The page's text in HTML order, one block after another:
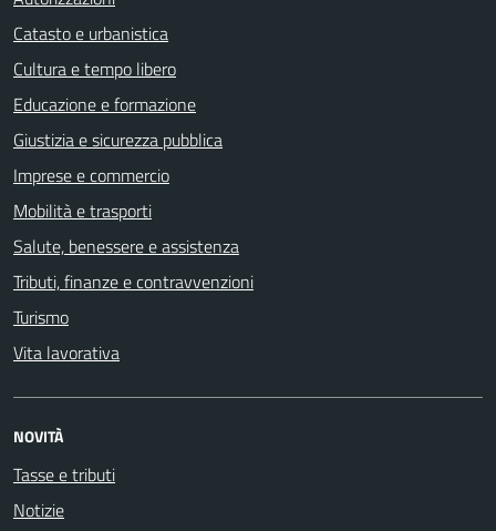
Catasto e urbanistica
Cultura e tempo libero
Educazione e formazione
Giustizia e sicurezza pubblica
Imprese e commercio
Mobilità e trasporti
Salute, benessere e assistenza
Tributi, finanze e contravvenzioni
Turismo
Vita lavorativa
NOVITÀ
Tasse e tributi
Notizie